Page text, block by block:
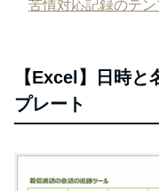
苦情対応記録のテ
【Excel】日時
プレート